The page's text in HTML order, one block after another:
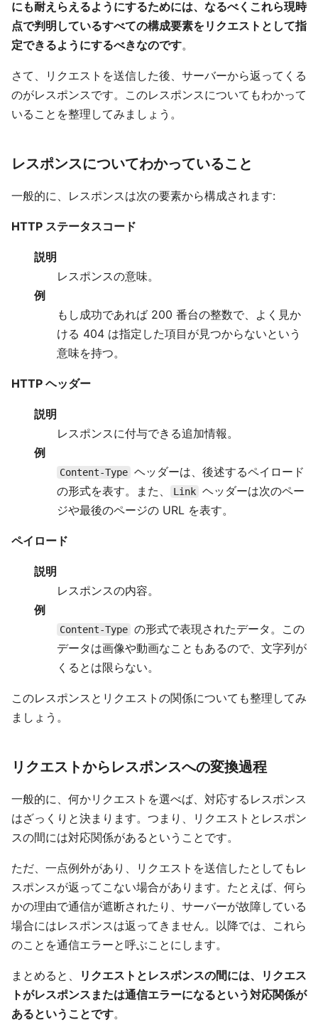
にも耐えらえるようにするためには、なるべくこれら現時
点で判明しているすべての構成要素をリクエストとして指
定できるようにするべきなのです。
さて、リクエストを送信した後、サーバーから返ってくる
のがレスポンスです。このレスポンスについてもわかって
いることを整理してみましょう。
レスポンスについてわかっていること
一般的に、レスポンスは次の要素から構成されます:
HTTP ステータスコード
説明
レスポンスの意味。
例
もし成功であれば 200 番台の整数で、よく見か
ける 404 は指定した項目が見つからないという
意味を持つ。
HTTP ヘッダー
説明
レスポンスに付与できる追加情報。
例
Content-Type ヘッダーは、後述するペイロード
の形式を表す。また、
Link ヘッダーは次のペー
ジや最後のページの URL を表す。
ペイロード
説明
レスポンスの内容。
例
Content-Type の形式で表現されたデータ。この
データは画像や動画なこともあるので、文字列が
くるとは限らない。
このレスポンスとリクエストの関係についても整理してみ
ましょう。
リクエストからレスポンスへの変換過程
一般的に、何かリクエストを選べば、対応するレスポンス
はざっくりと決まります。つまり、リクエストとレスポン
スの間には対応関係があるということです。
ただ、一点例外があり、リクエストを送信したとしてもレ
スポンスが返ってこない場合があります。たとえば、何ら
かの理由で通信が遮断されたり、サーバーが故障している
場合にはレスポンスは返ってきません。以降では、これら
のことを通信エラーと呼ぶことにします。
まとめると、
リクエストとレスポンスの間には、リクエス
トがレスポンスまたは通信エラーになるという対応関係が
あるということです。